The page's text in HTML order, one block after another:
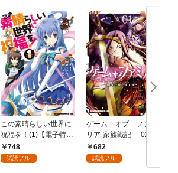
この素晴らしい世界に
祝福を！(1)【電子特別
版】748
試読フル
ゲーム オブ ファミ
リア-家族戦記- 01
682
試読フル